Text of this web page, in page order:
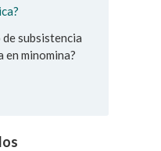
de subsistencia
en minomina?